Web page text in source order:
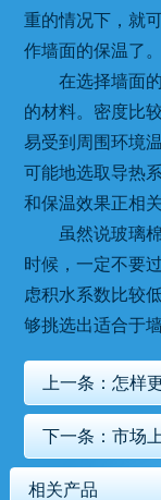
重的情况下，就
作墙面的保温了。
在选择墙面的
的材料。密度比
易受到周围环境
可能地选取导热
和保温效果正相关
虽然说玻璃棉
时候，一定不要
虑积水系数比较
够挑选出适合于
上一条：怎样
下一条：市场
相关产品